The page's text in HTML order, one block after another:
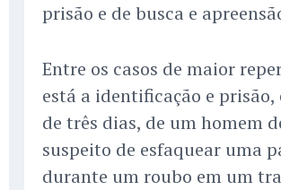
prisão e de busca e
Entre os casos de maior
está a identificação e prisão,
de três dias, de um homem
suspeito de esfaquear uma
durante um roubo em um